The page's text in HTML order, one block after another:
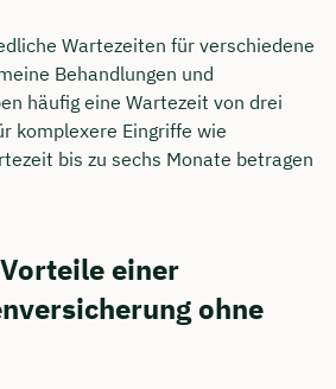
Wartezeiten für verschiedene
Behandlungen und
häufig eine Wartezeit von drei
komplexere Eingriffe wie
bis zu sechs Monate betragen
einer
ohne